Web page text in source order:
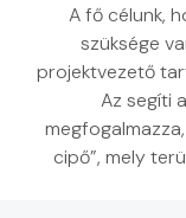
A fő célunk,
szüksége
projektvezető
Az segíti
cipő”, mely